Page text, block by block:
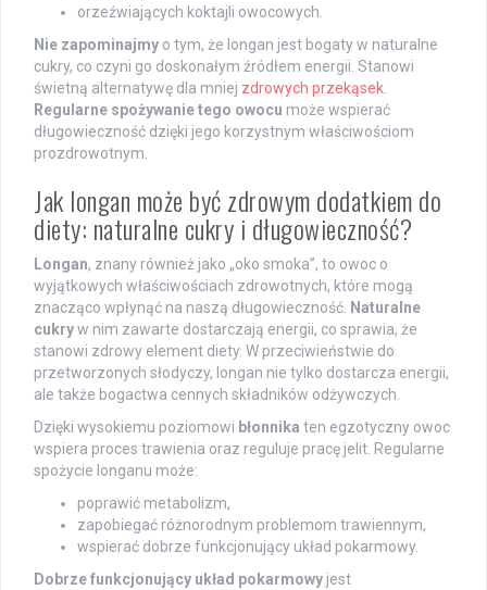
orzeźwiających koktajli owocowych.
Nie zapominajmy o tym, że longan jest bogaty w naturalne
cukry, co czyni go doskonałym źródłem energii. Stanowi
świetną alternatywę dla mniej zdrowych przekąsek
Regularne spożywanie tego owocu może wspierać
długowieczność dzięki jego korzystnym właściwościom
prozdrowotnym.
Jak longan może być zdrowym dodatkiem do
diety: naturalne cukry i długowieczność?
Longan, znany również jako „oko smoka”, to owoc o
wyjątkowych właściwościach zdrowotnych, które mogą
znacząco wpłynąć na naszą długowieczność. Naturalne
cukryw nim zawarte dostarczają energii, co sprawia, że
stanowi zdrowy element diety. W przeciwieństwie do
przetworzonych słodyczy, longan nie tylko dostarcza energii,
ale także bogactwa cennych składników odżywczych.
Dzięki wysokiemu poziomowi błonnika ten egzotyczny owoc
wspiera proces trawienia oraz reguluje pracę jelit. Regularne
spożycie longanu może:
poprawić metabolizm,
zapobiegać różnorodnym problemom trawiennym,
wspierać dobrze funkcjonujący układ pokarmowy.
Dobrze funkcjonujący układ pokarmowy jest